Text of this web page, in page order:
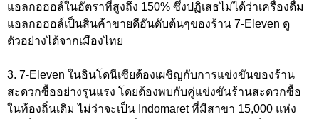
แอลกอฮอล์ในอัตราที่สูงถึง 150% ซึ่งปฏิเสธไม่ได้ว่าเครื่องดื่ม
แอลกอฮอล์เป็นสินค้าขายดีอันดับต้นๆของร้าน 7-Eleven ดู
ตัวอย่างได้จากเมืองไทย
3. 7-Eleven ในอินโดนีเซียต้องเผชิญกับการแข่งขันของร้าน
สะดวกซื้ออย่างรุนแรง โดยต้องพบกับคู่แข่งขันร้านสะดวกซื้อ
ในท้องถิ่นเดิม ไม่ว่าจะเป็น Indomaret ที่มีสาขา 15,000 แห่ง